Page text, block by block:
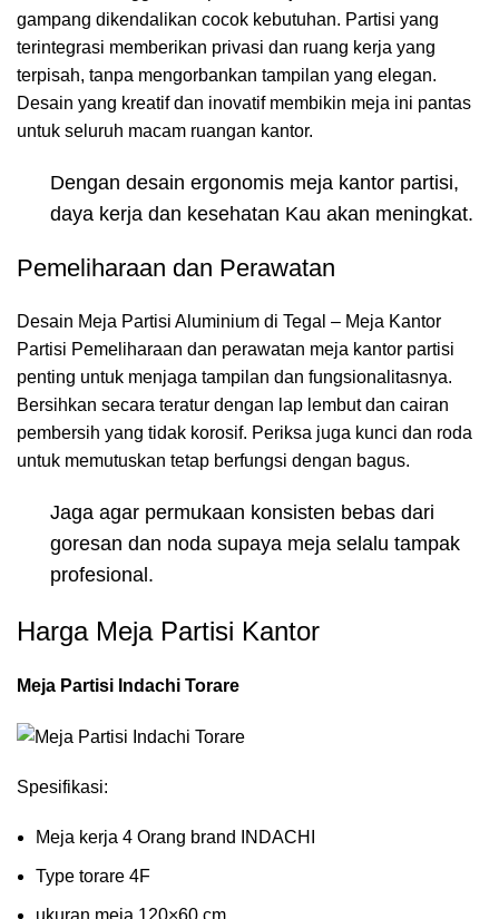
gampang dikendalikan cocok kebutuhan. Partisi yang
terintegrasi memberikan privasi dan ruang kerja yang
terpisah, tanpa mengorbankan tampilan yang elegan.
Desain yang kreatif dan inovatif membikin meja ini pantas
untuk seluruh macam ruangan kantor.
Dengan desain ergonomis meja kantor partisi,
daya kerja dan kesehatan Kau akan meningkat.
Pemeliharaan dan Perawatan
Desain Meja Partisi Aluminium di Tegal – Meja Kantor
Partisi Pemeliharaan dan perawatan meja kantor partisi
penting untuk menjaga tampilan dan fungsionalitasnya.
Bersihkan secara teratur dengan lap lembut dan cairan
pembersih yang tidak korosif. Periksa juga kunci dan roda
untuk memutuskan tetap berfungsi dengan bagus.
Jaga agar permukaan konsisten bebas dari
goresan dan noda supaya meja selalu tampak
profesional.
Harga Meja Partisi Kantor
Meja Partisi Indachi Torare
Spesifikasi:
Meja kerja 4 Orang brand INDACHI
Type torare 4F
ukuran meja 120×60 cm